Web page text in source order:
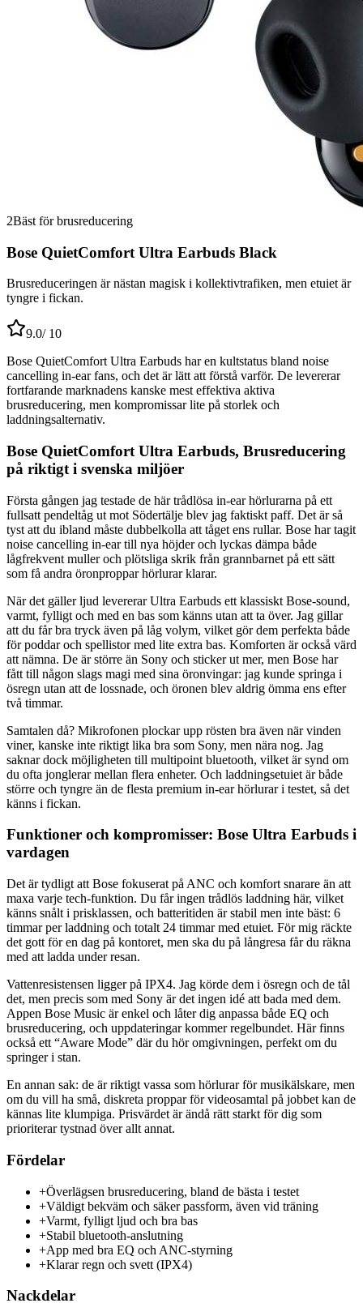
2Bäst för brusreducering
Bose QuietComfort Ultra Earbuds Black
Brusreduceringen är nästan magisk i kollektivtrafiken, men etuiet är
tyngre i fickan.
9.0/ 10
Bose QuietComfort Ultra Earbuds har en kultstatus bland noise
cancelling in-ear fans, och det är lätt att förstå varför. De levererar
fortfarande marknadens kanske mest effektiva aktiva
brusreducering, men kompromissar lite på storlek och
laddningsalternativ.
Bose QuietComfort Ultra Earbuds, Brusreducering
på riktigt i svenska miljöer
Första gången jag testade de här trådlösa in-ear hörlurarna på ett
fullsatt pendeltåg ut mot Södertälje blev jag faktiskt paff. Det är så
tyst att du ibland måste dubbelkolla att tåget ens rullar. Bose har tagit
noise cancelling in-ear till nya höjder och lyckas dämpa både
lågfrekvent muller och plötsliga skrik från grannbarnet på ett sätt
som få andra öronproppar hörlurar klarar.
När det gäller ljud levererar Ultra Earbuds ett klassiskt Bose-sound,
varmt, fylligt och med en bas som känns utan att ta över. Jag gillar
att du får bra tryck även på låg volym, vilket gör dem perfekta både
för poddar och spellistor med lite extra bas. Komforten är också värd
att nämna. De är större än Sony och sticker ut mer, men Bose har
fått till någon slags magi med sina öronvingar: jag kunde springa i
ösregn utan att de lossnade, och öronen blev aldrig ömma ens efter
två timmar.
Samtalen då? Mikrofonen plockar upp rösten bra även när vinden
viner, kanske inte riktigt lika bra som Sony, men nära nog. Jag
saknar dock möjligheten till multipoint bluetooth, vilket är synd om
du ofta jonglerar mellan flera enheter. Och laddningsetuiet är både
större och tyngre än de flesta premium in-ear hörlurar i testet, så det
känns i fickan.
Funktioner och kompromisser: Bose Ultra Earbuds i
vardagen
Det är tydligt att Bose fokuserat på ANC och komfort snarare än att
maxa varje tech-funktion. Du får ingen trådlös laddning här, vilket
känns snålt i prisklassen, och batteritiden är stabil men inte bäst: 6
timmar per laddning och totalt 24 timmar med etuiet. För mig räckte
det gott för en dag på kontoret, men ska du på långresa får du räkna
med att ladda under resan.
Vattenresistensen ligger på IPX4. Jag körde dem i ösregn och de tål
det, men precis som med Sony är det ingen idé att bada med dem.
Appen Bose Music är enkel och låter dig anpassa både EQ och
brusreducering, och uppdateringar kommer regelbundet. Här finns
också ett “Aware Mode” där du hör omgivningen, perfekt om du
springer i stan.
En annan sak: de är riktigt vassa som hörlurar för musikälskare, men
om du vill ha små, diskreta proppar för videosamtal på jobbet kan de
kännas lite klumpiga. Prisvärdet är ändå rätt starkt för dig som
prioriterar tystnad över allt annat.
Fördelar
+Överlägsen brusreducering, bland de bästa i testet
+Väldigt bekväm och säker passform, även vid träning
+Varmt, fylligt ljud och bra bas
+Stabil bluetooth-anslutning
+App med bra EQ och ANC-styrning
+Klarar regn och svett (IPX4)
Nackdelar